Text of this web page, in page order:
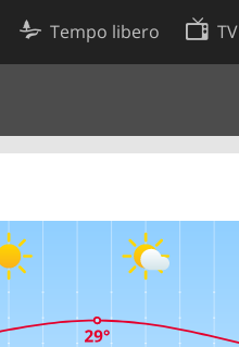
Tempo libero TV
Preferenze cookie